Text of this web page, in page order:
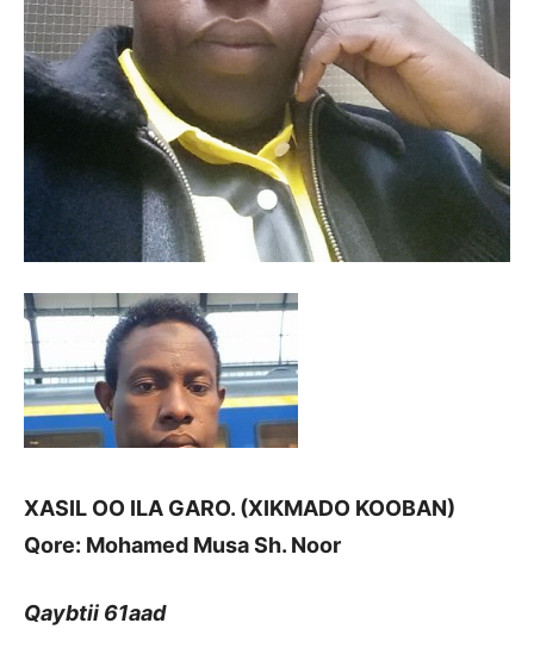
XASIL OO ILA GARO. (XIKMADO KOOBAN)
Qore: Mohamed Musa Sh. Noor
Qaybtii 61aad